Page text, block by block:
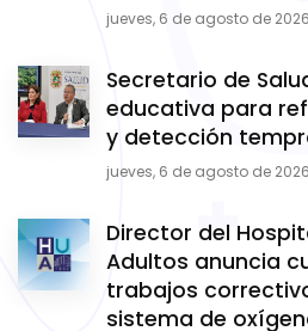
jueves, 6 de agosto de 2026
Secretario de
educativa para
y detección
jueves, 6 de agosto de 2026
Director del
Adultos anuncia
trabajos
sistema de